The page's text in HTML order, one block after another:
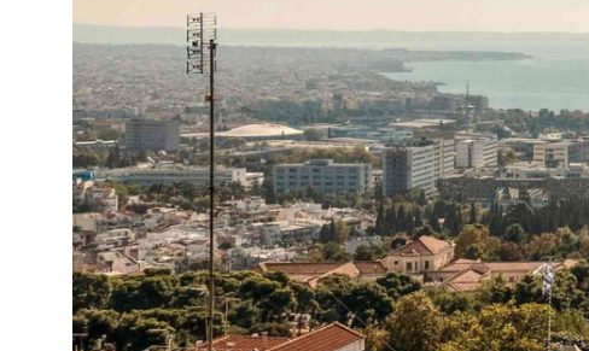
Se fler bilder